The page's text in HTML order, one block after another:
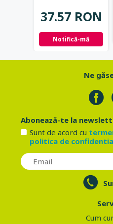
37.57 RON
Notifică-mă
Ne
Abonează-te la
Sunt de acord cu
politica de
Cum